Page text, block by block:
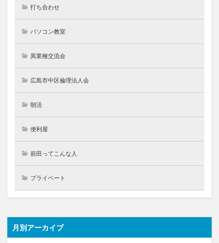
打ち合わせ
パソコン教室
異業種交流会
広島市中区倫理法人会
朝活
便利屋
前田ってこんな人
プライベート
月別アーカイブ